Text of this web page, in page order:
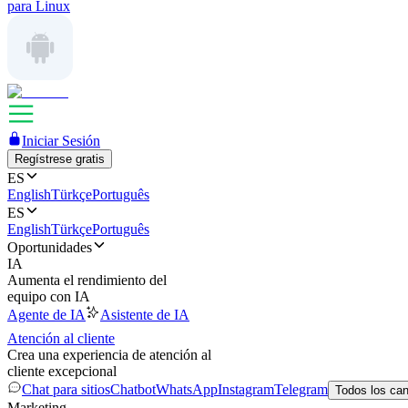
para Linux
Iniciar Sesión
Regístrese gratis
ES
EnglishTürkçePortuguês
ES
EnglishTürkçePortuguês
Oportunidades
IA
Aumenta el rendimiento del
equipo con IA
Agente de IA
Asistente de IA
Atención al cliente
Crea una experiencia de atención al
cliente excepcional
Chat para sitiosChatbotWhatsAppInstagramTelegram Todos los